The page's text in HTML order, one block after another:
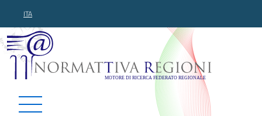
ITA
Normattiva Regioni -